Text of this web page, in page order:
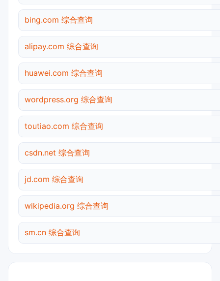
bing.com 综合查询
alipay.com 综合查询
huawei.com 综合查询
wordpress.org 综合查询
toutiao.com 综合查询
csdn.net 综合查询
jd.com 综合查询
wikipedia.org 综合查询
sm.cn 综合查询